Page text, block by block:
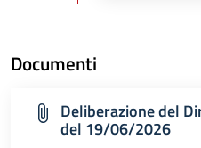
Documenti
Deliberazione del
del 19/06/2026